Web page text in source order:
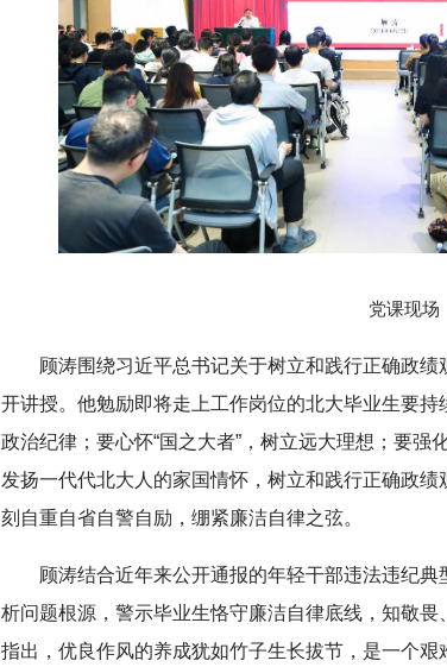
党课现场
顾涛围绕习近平总书记关于树立和践行正确政
开讲授。他勉励即将走上工作岗位的北大毕业生要
政治纪律；要心怀“国之大者”，树立远大理想；要强
发扬一代代北大人的家国情怀，树立和践行正确政绩
刻自重自省自警自励，绷紧廉洁自律之弦。
顾涛结合近年来公开通报的年轻干部违法违纪
析问题根源，警示毕业生恪守廉洁自律底线，知敬
指出，优良作风的养成犹如竹子生长拔节，是一个
扎实开展树立和践行正确政绩观
育